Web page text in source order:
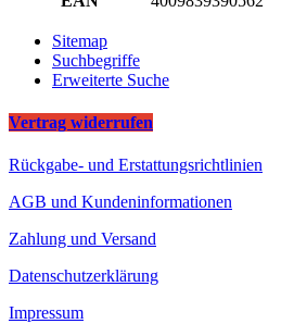
Sitemap
Suchbegriffe
Erweiterte Suche
Vertrag widerrufen
Rückgabe- und Erstattungsrichtlinien
AGB und Kundeninformationen
Zahlung und Versand
Datenschutzerklärung
Impressum